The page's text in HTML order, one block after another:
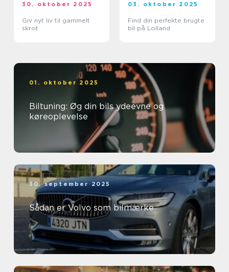
30. oktober 2025
Giv nyt liv til gammelt
skrot
03. oktober 2025
Find din perfekte brugte
bil på Lolland
01. oktober 2025
Biltuning: Øg din bils ydeevne og
køreoplevelse
30. september 2025
Sådan er Volvo som bilmærke